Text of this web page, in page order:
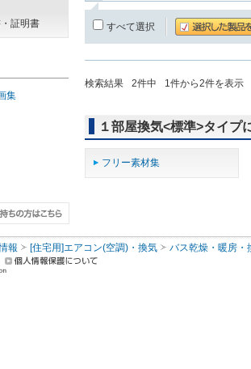
すべて選択
検索結果 2件中 1件から2件を表示
１部屋換気<標準>タイプ
フリー素材集
証明書
集
報 [住宅用]エアコン(空調)・換気 バス乾燥・暖房・